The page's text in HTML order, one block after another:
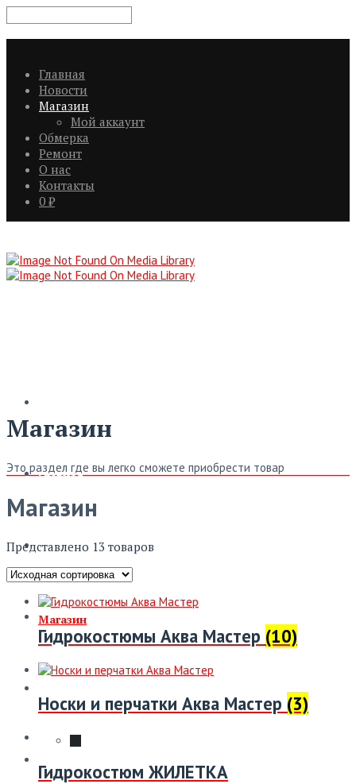
Главная
Новости
Магазин
Мой аккаунт
Обмерка
Ремонт
О нас
Контакты
0 ₽
Главная
Новости
Магазин
Мой аккаунт
Ремонт
Магазин
Это раздел где вы легко сможете приобрести товар
Магазин
Представлено 13 товаров
Гидрокостюмы Аква Мастер (10)
Носки и перчатки Аква Мастер (3)
Гидрокостюм ЖИЛЕТКА